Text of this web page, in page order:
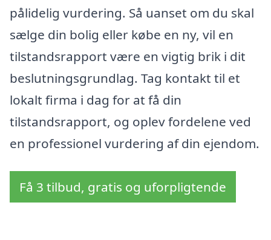
pålidelig vurdering. Så uanset om du skal
sælge din bolig eller købe en ny, vil en
tilstandsrapport være en vigtig brik i dit
beslutningsgrundlag. Tag kontakt til et
lokalt firma i dag for at få din
tilstandsrapport, og oplev fordelene ved
en professionel vurdering af din ejendom.
Få 3 tilbud, gratis og uforpligtende